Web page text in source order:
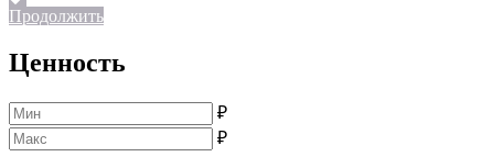
Продолжить
Ценность
₽
₽